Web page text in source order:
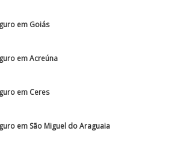
em Goiás
em Acreúna
em Ceres
em São Miguel do Araguaia